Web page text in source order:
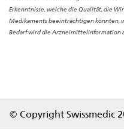
Erkenntnisse, welche die Qualität, die
Medikaments beeinträchtigen könnten,
Bedarf wird die Arzneimittelinformation
© Copyright Swissmedic